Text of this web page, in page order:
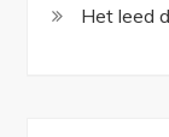
Het leed